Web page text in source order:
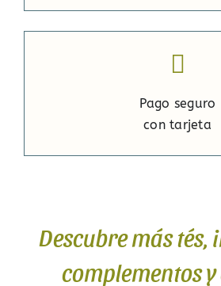
Pago seguro
con tarjeta
Descubre más tés,
complementos